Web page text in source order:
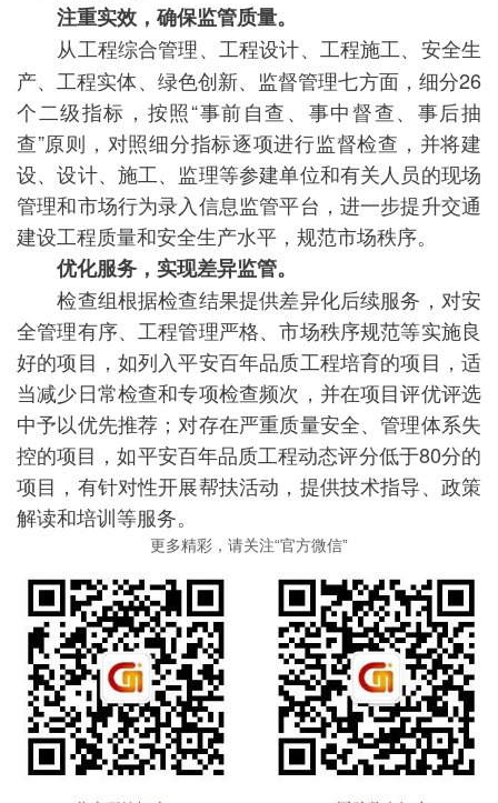
注重实效，确保监管质量。
从工程综合管理、工程设计、工程施工、安全生
产、工程实体、绿色创新、监督管理七方面，细分26
个二级指标，按照“事前自查、事中督查、事后抽
查”原则，对照细分指标逐项进行监督检查，并将建
设、设计、施工、监理等参建单位和有关人员的现场
管理和市场行为录入信息监管平台，进一步提升交通
建设工程质量和安全生产水平，规范市场秩序。
优化服务，实现差异监管。
检查组根据检查结果提供差异化后续服务，对安
全管理有序、工程管理严格、市场秩序规范等实施良
好的项目，如列入平安百年品质工程培育的项目，适
当减少日常检查和专项检查频次，并在项目评优评选
中予以优先推荐；对存在严重质量安全、管理体系失
控的项目，如平安百年品质工程动态评分低于80分的
项目，有针对性开展帮扶活动，提供技术指导、政策
解读和培训等服务。
更多精彩，请关注“官方微信”